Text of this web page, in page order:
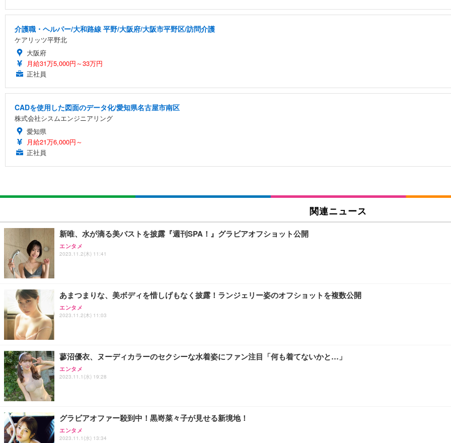
介護職・ヘルパー/大和路線 平野/大阪府/大阪市平野区/訪問介護
ケアリッツ平野北
大阪府
月給31万5,000円～33万円
正社員
CADを使用した図面のデータ化/愛知県名古屋市南区
株式会社シスムエンジニアリング
愛知県
月給21万6,000円～
正社員
関連ニュース
新唯、水が滴る美バストを披露『週刊SPA！』グラビアオフショット公開
エンタメ
2023.11.2(木) 11:41
あまつまりな、美ボディを惜しげもなく披露！ランジェリー姿のオフショットを複数公開
エンタメ
2023.11.2(木) 11:03
蓼沼優衣、ヌーディカラーのセクシーな水着姿にファン注目「何も着てないかと…」
エンタメ
2023.11.1(水) 19:28
グラビアオファー殺到中！黒嵜菜々子が見せる新境地！
エンタメ
2023.11.1(水) 13:34